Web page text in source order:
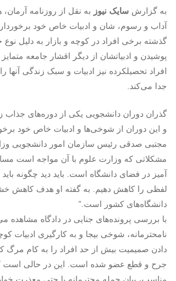
به گزارش سایک نیوز به نقل از روزنامه
آداب و رسوم، شان و ادبیات خاص خود
گذشته برخی افراد در کوچه و بازار به دلیل
پوشیدن و ادبیاتشان از دیگر اقشار جامعه
افراد تحصیلکرده نیز ادبیات و سبک زندگی آنها
جدا می‌کند.
گذران دوران دانشجویی یکی از دوره‌های
و این دوران از شوخی‌ها و ادبیات خاص خود
مجتبی صدقی رئیس سازمان امور دانشجویی
مشکلاتی که وزارت علوم با آن مواجه است
آمیز در فضای دانشگاه است. باید دید چگونه
لفظی را کاهش دهیم. به گفته او هدف کاهش
دانشگاه‌های کشور است.”
با بررسی پرونده‌های جنایی در دادگاه مشاهده
نامحترمانه، شوخی بیجا و به کارگیری ادبیات
دادن صمیمیت بیش از حد افراد را به کام مرگ
جرح و قطع عضو شده است. این در حالی است